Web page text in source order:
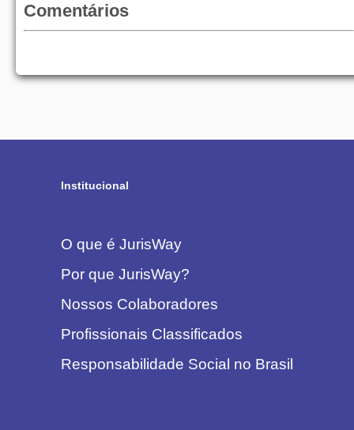
Comentários
Institucional
O que é JurisWay
Por que JurisWay?
Nossos Colaboradores
Profissionais Classificados
Responsabilidade Social no Brasil